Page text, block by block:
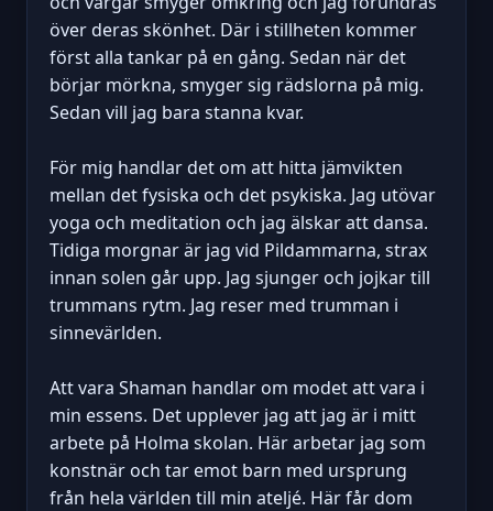
över deras skönhet. Där i stillheten kommer
först alla tankar på en gång. Sedan när det
börjar mörkna, smyger sig rädslorna på mig.
Sedan vill jag bara stanna kvar.
För mig handlar det om att hitta jämvikten
mellan det fysiska och det psykiska. Jag utövar
yoga och meditation och jag älskar att dansa.
Tidiga morgnar är jag vid Pildammarna, strax
innan solen går upp. Jag sjunger och jojkar till
trummans rytm. Jag reser med trumman i
sinnevärlden.
Att vara Shaman handlar om modet att vara i
min essens. Det upplever jag att jag är i mitt
arbete på Holma skolan. Här arbetar jag som
konstnär och tar emot barn med ursprung
från hela världen till min ateljé. Här får dom